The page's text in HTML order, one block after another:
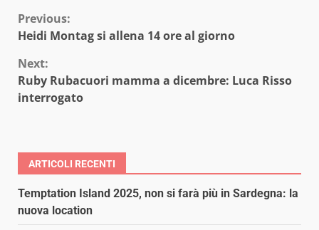
Continue
Reading
Previous:
Heidi Montag si allena 14 ore al giorno
Next:
Ruby Rubacuori mamma a dicembre: Luca Risso
interrogato
ARTICOLI RECENTI
Temptation Island 2025, non si farà più in Sardegna: la
nuova location